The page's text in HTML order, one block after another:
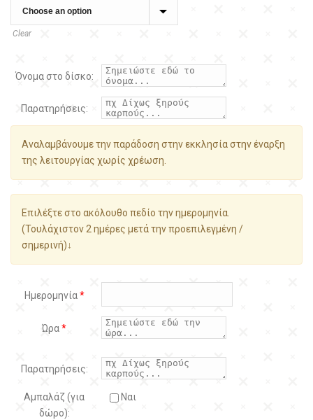
Clear
Όνομα στο δίσκο:
Παρατηρήσεις:
Αναλαμβάνουμε την παράδοση στην εκκλησία στην έναρξη
της λειτουργίας χωρίς χρέωση.
Επιλέξτε στο ακόλουθο πεδίο την ημερομηνία.
(Τουλάχιστον 2 ημέρες μετά την προεπιλεγμένη /
σημερινή)↓
Ημερομηνία*
Ώρα*
Παρατηρήσεις:
Αμπαλάζ (για
δώρο):
Ναι